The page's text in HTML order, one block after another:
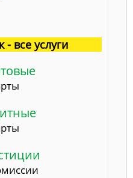
все услуги